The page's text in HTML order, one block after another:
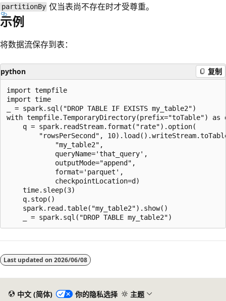
partitionBy 仅当表尚不存在时才受尊重。
示例
将数据流保存到表：
python 复制
import tempfile
import time
_ = spark.sql("DROP TABLE IF EXISTS my_table2")
with tempfile.TemporaryDirectory(prefix="toTable") as
    q = spark.readStream.format("rate").option(
"rowsPerSecond",
            "my_table2",
            queryName='that_query',
            outputMode="append",
            format='parquet',
            checkpointLocation=d)
    time.sleep(3)
    q.stop()
    spark.read.table("my_table2").show()
模
式
Last updated on 2026/06/08
中文 (简体) 你的隐私选择 主题